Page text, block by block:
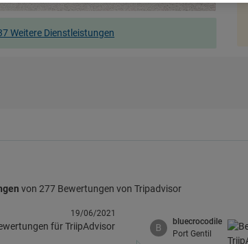
Weitere Dienstleistungen
von 277 Bewertungen von Tripadvisor
19/06/2021
B
bluecrocodile
Port Gentil